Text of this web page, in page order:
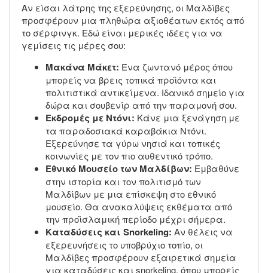
Αν είσαι λάτρης της εξερεύνησης, οι Μαλδίβες
προσφέρουν μια πληθώρα αξιοθέατων εκτός από
το σέρφινγκ. Εδώ είναι μερικές ιδέες για να
γεμίσεις τις μέρες σου:
Μακάνα Μάκετ: Ένα ζωντανό μέρος όπου
μπορείς να βρεις τοπικά προϊόντα και
πολιτιστικά αντικείμενα. Ιδανικό σημείο για
δώρα και σουβενίρ από την παραμονή σου.
Εκδρομές με Ντόνι: Κάνε μια ξενάγηση με
τα παραδοσιακά καραβάκια Ντόνι.
Εξερεύνησε τα γύρω νησιά και τοπικές
κοινωνίες με τον πιο αυθεντικό τρόπο.
Εθνικό Μουσείο των Μαλδίβων: Εμβαθύνε
στην ιστορία και τον πολιτισμό των
Μαλδίβων με μια επίσκεψη στο εθνικό
μουσείο. Θα ανακαλύψεις εκθέματα από
την προϊσλαμική περίοδο μέχρι σήμερα.
Καταδύσεις και Snorkeling: Αν θέλεις να
εξερευνήσεις το υποβρύχιο τοπίο, οι
Μαλδίβες προσφέρουν εξαιρετικά σημεία
για καταδύσεις και snorkeling, όπου μπορείς